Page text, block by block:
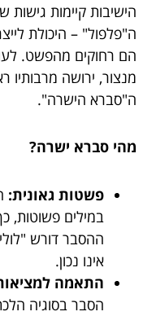
הישיבות קיימות
ה"פלפול" – היכולת
הם רחוקים מהפשט.
מנצור, ירושה מרבותיו
ה"סברא הישרה".
מהי סברא ישרה?
פשטות גאונית:
במילים פשוטות,
ההסבר דורש
אינו נכון.
התאמה
הסבר בסוגיה